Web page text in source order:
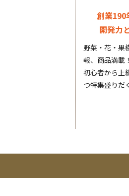
創業190
開発力
野菜・花・果
報、商品満載
初心者から上
つ特集盛りだ